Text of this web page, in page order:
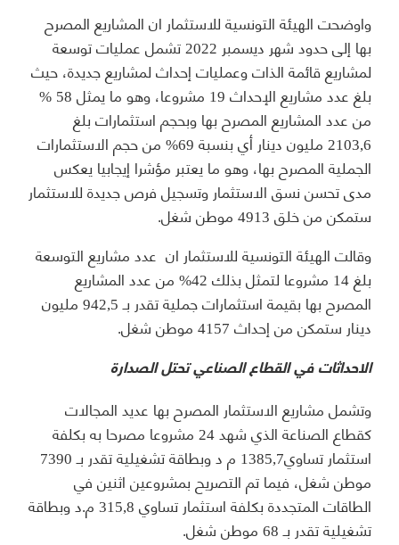
واوضحت الهيئة التونسية للاستثمار ان المشاريع المصرح
بها إلى حدود شهر ديسمبر 2022 تشمل عمليات توسعة
لمشاريع قائمة الذات وعمليات إحداث لمشاريع جديدة، حيث
بلغ عدد مشاريع الإحداث 19 مشروعا، وهو ما يمثل 58 %
من عدد المشاريع المصرح بها وبحجم استثمارات بلغ
2103,6 مليون دينار أي بنسبة 69% من حجم الاستثمارات
الجملية المصرح بها، وهو ما يعتبر مؤشرا إيجابيا يعكس
مدى تحسن نسق الاستثمار وتسجيل فرص جديدة للاستثمار
ستمكن من خلق 4913 موطن شغل.
وقالت الهيئة التونسية للاستثمار ان عدد مشاريع التوسعة
بلغ 14 مشروعا لتمثل بذلك 42% من عدد المشاريع
المصرح بها بقيمة استثمارات جملية تقدر بـ 942,5 مليون
دينار ستمكن من إحداث 4157 موطن شغل.
الاحداثات في القطاع الصناعي تحتل الصدارة
وتشمل مشاريع الاستثمار المصرح بها عديد المجالات
كقطاع الصناعة الذي شهد 24 مشروعا مصرحا به بكلفة
استثمار تساوي1385,7 م د وبطاقة تشغيلية تقدر بـ 7390
موطن شغل، فيما تم التصريح بمشروعين اثنين في
الطاقات المتجددة بكلفة استثمار تساوي 315,8 م.د وبطاقة
تشغيلية تقدر بـ 68 موطن شغل.